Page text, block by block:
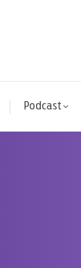
Podcast